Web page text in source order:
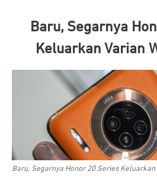
Baru, Segarnya
Keluarkan Varian
Baru, Segarnya Honor 20 Series